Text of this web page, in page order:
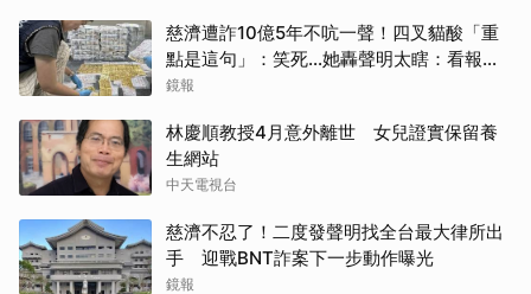
慈濟遭詐10億5年不吭一聲！四叉貓酸「重
點是這句」：笑死...她轟聲明太瞎：看報紙
才知被騙
鏡報
林慶順教授4月意外離世 女兒證實保留養
生網站
中天電視台
慈濟不忍了！二度發聲明找全台最大律所出
手 迎戰BNT詐案下一步動作曝光
鏡報